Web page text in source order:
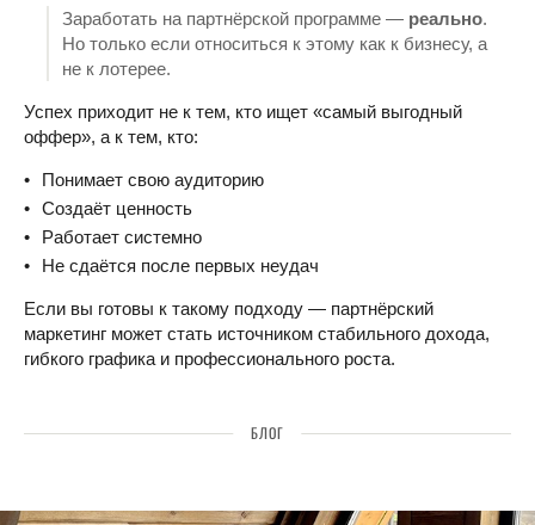
Заработать на партнёрской программе — реально.
Но только если относиться к этому как к бизнесу, а
не к лотерее.
Успех приходит не к тем, кто ищет «самый выгодный
оффер», а к тем, кто:
Понимает свою аудиторию
Создаёт ценность
Работает системно
Не сдаётся после первых неудач
Если вы готовы к такому подходу — партнёрский
маркетинг может стать источником стабильного дохода,
гибкого графика и профессионального роста.
БЛОГ